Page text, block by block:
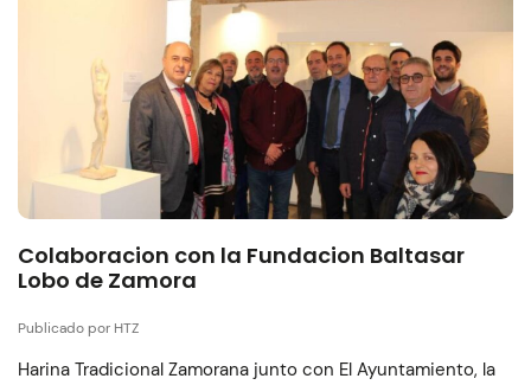
Colaboracion con la Fundacion Baltasar
Lobo de Zamora
Publicado por HTZ
Harina Tradicional Zamorana junto con El Ayuntamiento, la